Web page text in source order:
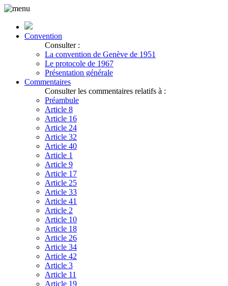
Convention
Consulter :
La convention de Genève de 1951
Le protocole de 1967
Présentation générale
Commentaires
Consulter les commentaires relatifs à :
Préambule
Article 8
Article 16
Article 24
Article 32
Article 40
Article 1
Article 9
Article 17
Article 25
Article 33
Article 41
Article 2
Article 10
Article 18
Article 26
Article 34
Article 42
Article 3
Article 11
Article 19